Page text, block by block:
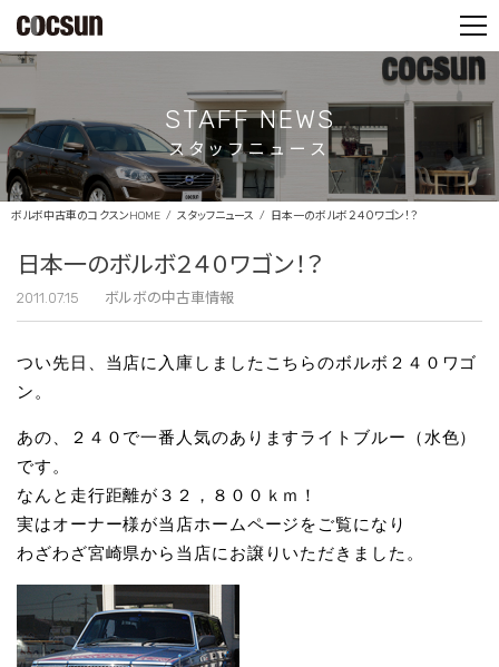
STAFF NEWS
スタッフニュース
ボルボ中古車のコクスンHOME スタッフニュース 日本一のボルボ２４０ワゴン！？
日本一のボルボ２４０ワゴン！？
2011.07.15 ボルボの中古車情報
つい先日、当店に入庫しましたこちらのボルボ２４０ワゴ
ン。
あの、２４０で一番人気のありますライトブルー（水色）
です。
なんと走行距離が３２，８００ｋｍ！
実はオーナー様が当店ホームページをご覧になり
わざわざ宮崎県から当店にお譲りいただきました。